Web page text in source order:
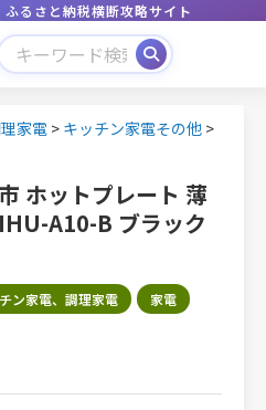
るさと納税横断攻略サイト
家電 > キッチン家電その他 >
ホットプレート 薄
A10-B ブラック
ン家電、調理家電
家電